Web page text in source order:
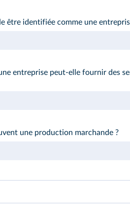
être identifiée comme une
entreprise peut-elle fournir des
une production marchande ?